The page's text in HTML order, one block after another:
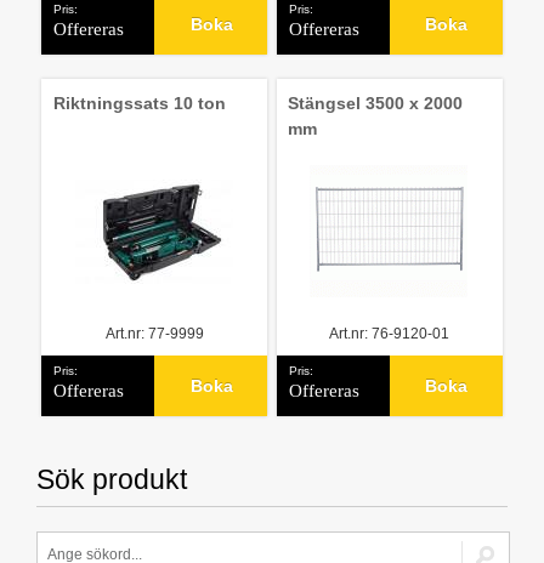
Pris:
Offereras Boka
Pris:
Offereras Boka
Riktningssats 10 ton
Art.nr: 77-9999
Pris:
Offereras Boka
Stängsel 3500 x 2000
mm
Art.nr: 76-9120-01
Pris:
Offereras Boka
Sök produkt